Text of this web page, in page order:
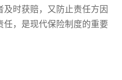
时获赔，又防止责任方因
任，是现代保险制度的重要